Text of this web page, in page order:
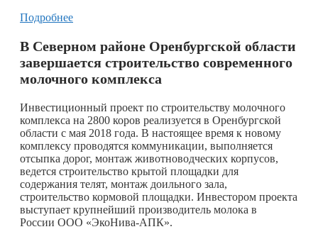
Подробнее
В Северном районе Оренбургской области
завершается строительство современного
молочного комплекса
Инвестиционный проект по строительству молочного
комплекса на 2800 коров реализуется в Оренбургской
области с мая 2018 года. В настоящее время к новому
комплексу проводятся коммуникации, выполняется
отсыпка дорог, монтаж животноводческих корпусов,
ведется строительство крытой площадки для
содержания телят, монтаж доильного зала,
строительство кормовой площадки. Инвестором проекта
выступает крупнейший производитель молока в
России ООО «ЭкоНива-АПК».